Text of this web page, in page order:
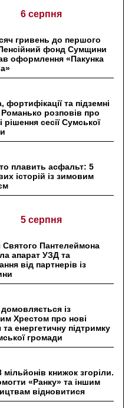
6 серпня
гривень до першого
фонд Сумщини
оформлення «Пакунка
фортифікації та підземні
розповів про
рішення сесії Сумської
плавить асфальт: 5
історій із зимовим
5 серпня
Святого Пантелеймона
апарат УЗД та
від партнерів із
із
Хрестом про нові
та енергетичну підтримку
громади
мільйонів книжок згоріли.
«Ранку» та іншим
відновитися